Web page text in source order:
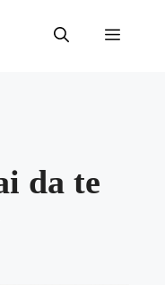
Menu
da te